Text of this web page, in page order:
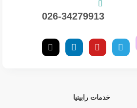
026-34279913
خدمات رابینیا